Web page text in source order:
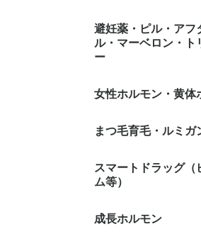
避妊薬・ピル・アフ
ル・マーベロン・ト
ー
女性ホルモン・黄体
まつ毛育毛・ルミガ
スマートドラッグ（
ム等）
成長ホルモン